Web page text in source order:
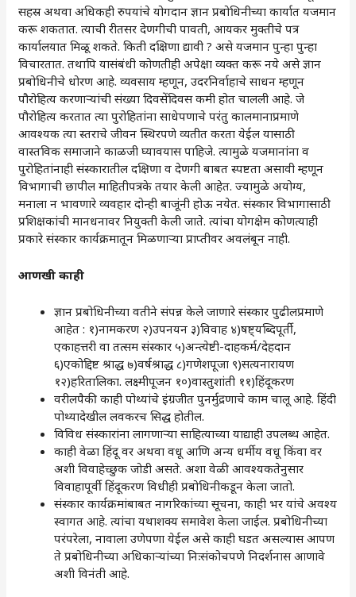
सहस्र अथवा अधिकही रुपयांचे योगदान ज्ञान प्रबोधिनीच्या कार्यात यजमान
करू शकतात. त्याची रीतसर देणगीची पावती, आयकर मुक्तीचे पत्र
कार्यालयात मिळू शकते. किती दक्षिणा द्यावी ? असे यजमान पुन्हा पुन्हा
विचारतात. तथापि यासंबंधी कोणतीही अपेक्षा व्यक्त करू नये असे ज्ञान
प्रबोधिनीचे धोरण आहे. व्यवसाय म्हणून, उदरनिर्वाहाचे साधन म्हणून
पौरोहित्य करणार्‍यांची संख्या दिवसेंदिवस कमी होत चालली आहे. जे
पौरोहित्य करतात त्या पुरोहितांना साधेपणाचे परंतु कालमानाप्रमाणे
आवश्यक त्या स्तराचे जीवन स्थिरपणे व्यतीत करता येईल यासाठी
वास्तविक समाजाने काळजी घ्यावयास पाहिजे. त्यामुळे यजमानांना व
पुरोहितांनाही संस्कारातील दक्षिणा व देणगी बाबत स्पष्टता असावी म्हणून
विभागाची छापील माहितीपत्रके तयार केली आहेत. ज्यामुळे अयोग्य,
मनाला न भावणारे व्यवहार दोन्ही बाजूंनी होऊ नयेत. संस्कार विभागासाठी
प्रशिक्षकांची मानधनावर नियुक्ती केली जाते. त्यांचा योगक्षेम कोणत्याही
प्रकारे संस्कार कार्यक्रमातून मिळणाऱ्या प्राप्तीवर अवलंबून नाही.
आणखी काही
ज्ञान प्रबोधिनीच्या वतीने संपन्न केले जाणारे संस्कार पुढीलप्रमाणे
आहेत : १)नामकरण २)उपनयन ३)विवाह ४)षष्ट्यब्दिपूर्ती,
एकाहत्तरी वा तत्सम संस्कार ५)अन्त्येष्टी-दाहकर्म/देहदान
६)एकोद्दिष्ट श्राद्ध ७)वर्षश्राद्ध ८)गणेशपूजा ९)सत्यनारायण
१२)हरितालिका. लक्ष्मीपूजन १०)वास्तुशांती ११)हिंदूकरण
वरीलपैकी काही पोथ्यांचे इंग्रजीत पुनर्मुद्रणाचे काम चालू आहे. हिंदी
पोथ्यादेखील लवकरच सिद्ध होतील.
विविध संस्कारांना लागणाऱ्या साहित्याच्या याद्याही उपलब्ध आहेत.
काही वेळा हिंदू वर अथवा वधू आणि अन्य धर्मीय वधू किंवा वर
अशी विवाहेच्छुक जोडी असते. अशा वेळी आवश्यकतेनुसार
विवाहापूर्वी हिंदूकरण विधीही प्रबोधिनीकडून केला जातो.
संस्कार कार्यक्रमांबाबत नागरिकांच्या सूचना, काही भर यांचे अवश्य
स्वागत आहे. त्यांचा यथाशक्य समावेश केला जाईल. प्रबोधिनीच्या
परंपरेला, नावाला उणेपणा येईल असे काही घडत असल्यास आपण
ते प्रबोधिनीच्या अधिकाऱ्यांच्या निःसंकोचपणे निदर्शनास आणावे
अशी विनंती आहे.